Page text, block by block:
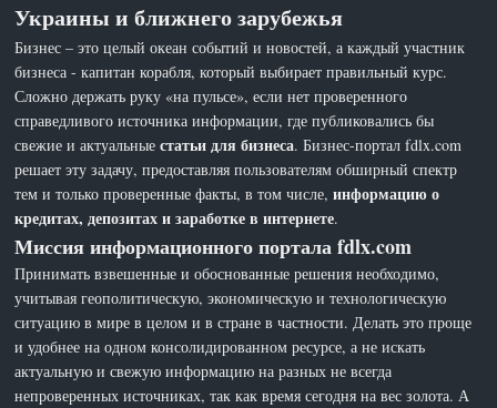
Украины и ближнего зарубежья
Бизнес – это целый океан событий и новостей, а каждый участник
бизнеса - капитан корабля, который выбирает правильный курс.
Сложно держать руку «на пульсе», если нет проверенного
справедливого источника информации, где публиковались бы
свежие и актуальныестатьи для бизнеса. Бизнес-портал fdlx.com
решает эту задачу, предоставляя пользователям обширный спектр
тем и только проверенные факты, в том числе,информацию о
кредитах, депозитах и заработке в интернете.
Миссия информационного портала fdlx.com
Принимать взвешенные и обоснованные решения необходимо,
учитывая геополитическую, экономическую и технологическую
ситуацию в мире в целом и в стране в частности. Делать это проще
и удобнее на одном консолидированном ресурсе, а не искать
актуальную и свежую информацию на разных не всегда
непроверенных источниках, так как время сегодня на вес золота. А